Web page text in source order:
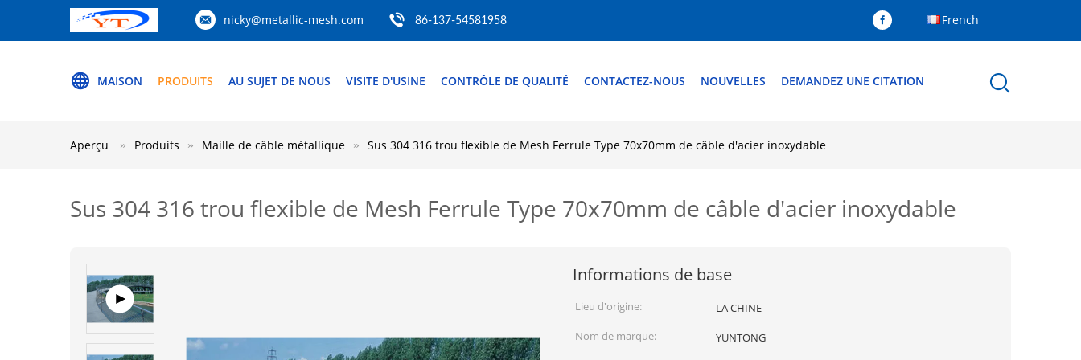
nicky@metallic-mesh.com 86-137-54581958 French
MAISON PRODUITS AU SUJET DE NOUS VISITE D'USINE CONTRÔLE DE QUALITÉ CONTACTEZ-NOUS NOUVELLES DEMANDEZ UNE CITATION
Aperçu Produits Maille de câble métallique Sus 304 316 trou flexible de Mesh Ferrule Type 70x70mm de câble d'acier inoxydable
Sus 304 316 trou flexible de Mesh Ferrule Type 70x70mm de câble d'acier inoxydable
Informations de base
Lieu d'origine:
LA CHINE
Nom de marque:
YUNTONG